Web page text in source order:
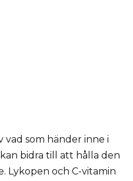
vad som händer inne i
bidra till att hålla den
Lykopen och C-vitamin